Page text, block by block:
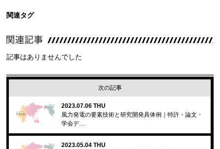
関連タグ
記事はありませんでした
次の記事
2023.07.06 THU
風力発電の要素技術と研究開発具体例｜特許・論文・
学会デ…
2023.05.04 THU